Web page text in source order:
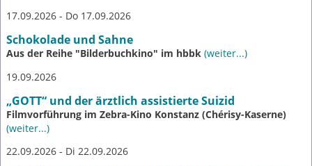
17.09.2026 - Do 17.09.2026
Schokolade und Sahne
Aus der Reihe "Bilderbuchkino" im hbbk (weiter...)
19.09.2026
„GOTT“ und der ärztlich assistierte Suizid
Filmvorführung im Zebra-Kino Konstanz (Chérisy-Kaserne)
(weiter...)
22.09.2026 - Di 22.09.2026